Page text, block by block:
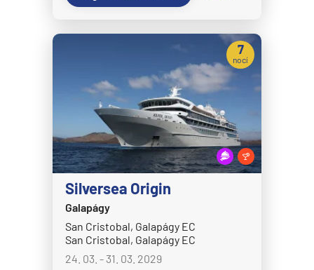
MS Otto Sverdrup
MS Polarlys
MS Trollfjord
MS Vesteralen
MSC Cruises
MSC Armonia
MSC Bellissima
MSC Divina
MSC Euribia
MSC Fantasia
Silversea Origin
Galapágy
San Cristobal, Galapágy EC
San Cristobal, Galapágy EC
24. 03. - 31. 03. 2029
7
nocí